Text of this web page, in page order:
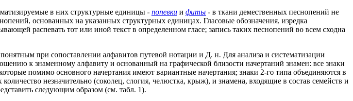
в них структурные единицы - попевки и фиты - в ткани демественных песнопений не
основанных на указанных структурных единицах. Гласовые обозначения, изредка
распевать тот или иной текст в определенном гласе; запись таких песнопений во всем сходна
при сопоставлении алфавитов путевой нотации и Д. н. Для анализа и систематизации
к знаменному алфавиту и основанный на графической близости начертаний знамен: все знаки
помимо основного начертания имеют вариантные начертания; знаки 2-го типа объединяются в
незначительно (соколец, слогия, челюстка, крыж), и знамена, входящие в состав семейств и
следующим образом (см. табл. 1).